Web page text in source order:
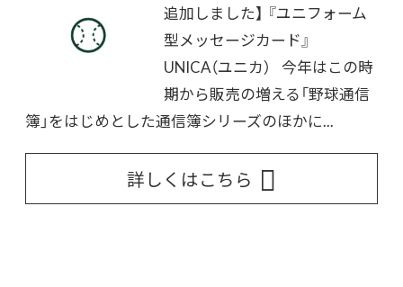
追加しました】 『ユニフォーム
型メッセージカード』
UNICA（ユニカ） 今年はこの時
期から販売の増える「野球通信
簿」をはじめとした通信簿シリーズのほかに...
詳しくはこちら